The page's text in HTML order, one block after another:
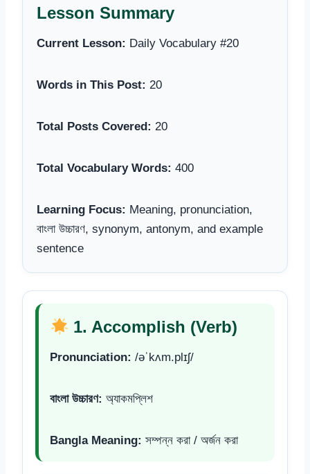
Lesson Summary
Current Lesson: Daily Vocabulary #20
Words in This Post: 20
Total Posts Covered: 20
Total Vocabulary Words: 400
Learning Focus: Meaning, pronunciation,
বাংলা উচ্চারণ, synonym, antonym, and example
sentence
1. Accomplish (Verb)
Pronunciation: /əˈkʌm.plɪʃ/
বাংলা উচ্চারণ: অ্যাকমপ্লিশ
Bangla Meaning: সম্পন্ন করা / অর্জন করা